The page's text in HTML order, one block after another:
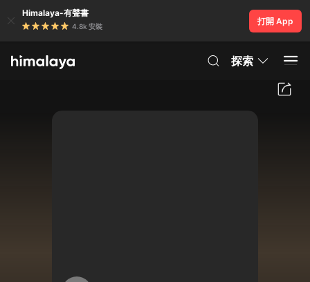
Himalaya-有聲書
4.8k 安裝
打開 App
探索